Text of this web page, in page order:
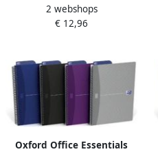
schrift harde kaft 192
bladzijden gelijnd ft A4
2 webshops
€ 12,96
Oxford Office Essentials